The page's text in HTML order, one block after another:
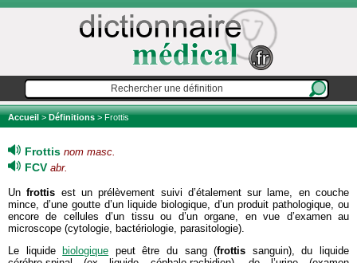
Accueil>Définitions> Frottis
Frottis nom masc.
FCV abr.
Unfrottis est un prélèvement suivi d’étalement sur lame, en couche
mince, d’une goutte d’un liquide biologique, d’un produit pathologique, ou
encore de cellules d’un tissu ou d’un organe, en vue d’examen au
microscope (cytologie, bactériologie, parasitologie).
Le liquide
biologique peut être du sang (frottis sanguin), du liquide